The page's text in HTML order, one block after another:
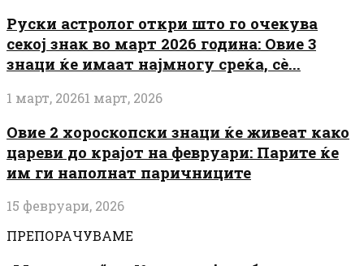
Руски астролог откри што го очекува
секој знак во март 2026 година: Овие 3
знаци ќе имаат најмногу среќа, сè...
1 март, 20261 март, 2026
Овие 2 хороскопски знаци ќе живеат како
цареви до крајот на февруари: Парите ќе
им ги наполнат паричниците
15 февруари, 2026
ПРЕПОРАЧУВАМЕ